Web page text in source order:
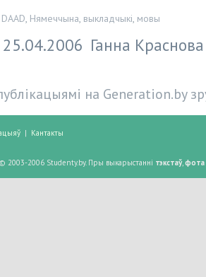
DAAD Нямеччына выкладчыкі мовы
25.04.2006 Ганна Краснова
на Generation.by
| Кантакты
2003-2006 Studenty.by. Пры выкарыстанні тэкстаў, фота